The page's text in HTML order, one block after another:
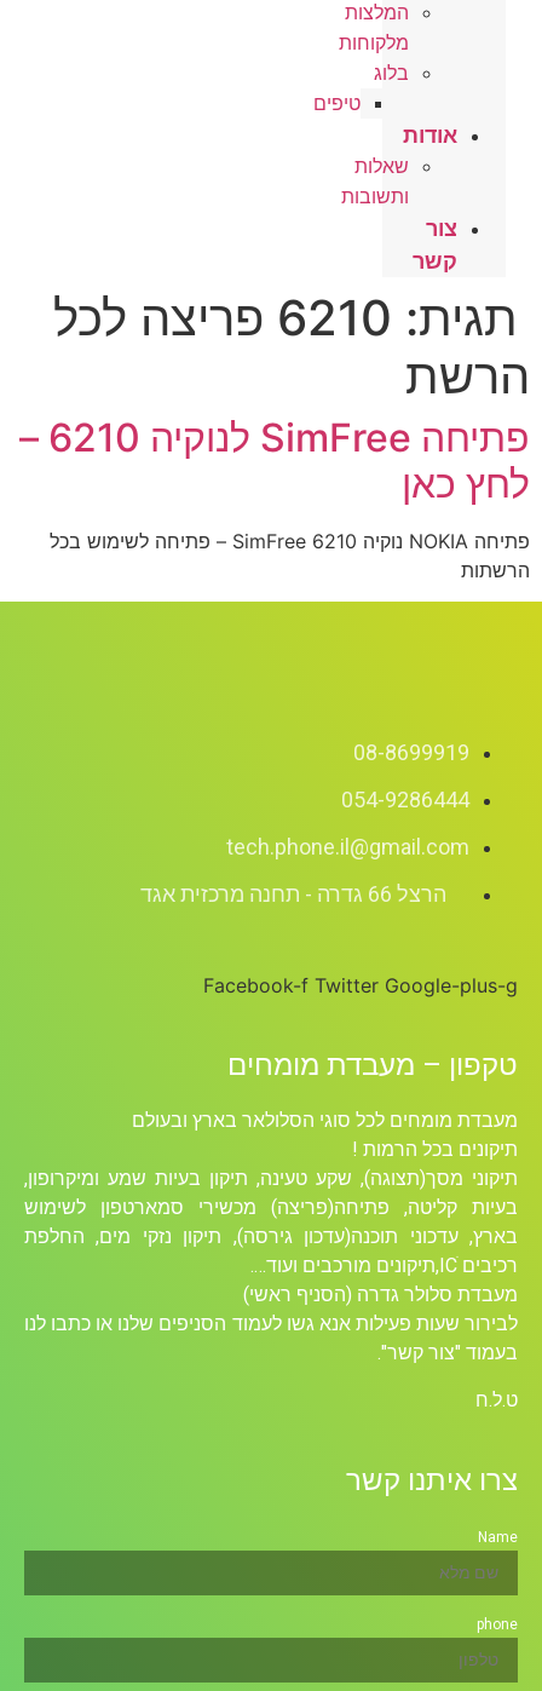
המלצות
מלקוחות
בלוג
טיפים
אודות
שאלות
ותשובות
צור
קשר
תגית:
6210 פריצה לכל
הרשת
פתיחה SimFree לנוקיה 6210 –
לחץ כאן
פתיחה NOKIA נוקיה 6210 SimFree – פתיחה לשימוש בכל
הרשתות
08-8699919
054-9286444
tech.phone.il@gmail.com
הרצל 66 גדרה - תחנה מרכזית אגד
Facebook-f Twitter Google-plus-g
טקפון – מעבדת מומחים
מעבדת מומחים לכל סוגי הסלולאר בארץ ובעולם
תיקונים בכל הרמות !
תיקוני מסך(תצוגה), שקע טעינה, תיקון בעיות שמע ומיקרופון,
בעיות קליטה, פתיחה(פריצה) מכשירי סמארטפון לשימוש
בארץ, עדכוני תוכנה(עדכון גירסה), תיקון נזקי מים, החלפת
רכיבים ICׁ,תיקונים מורכבים ועוד….
מעבדת סלולר גדרה (הסניף ראשי)
לבירור שעות פעילות אנא גשו לעמוד הסניפים שלנו או כתבו לנו
בעמוד "צור קשר".
ט.ל.ח
צרו איתנו קשר
Name
phone